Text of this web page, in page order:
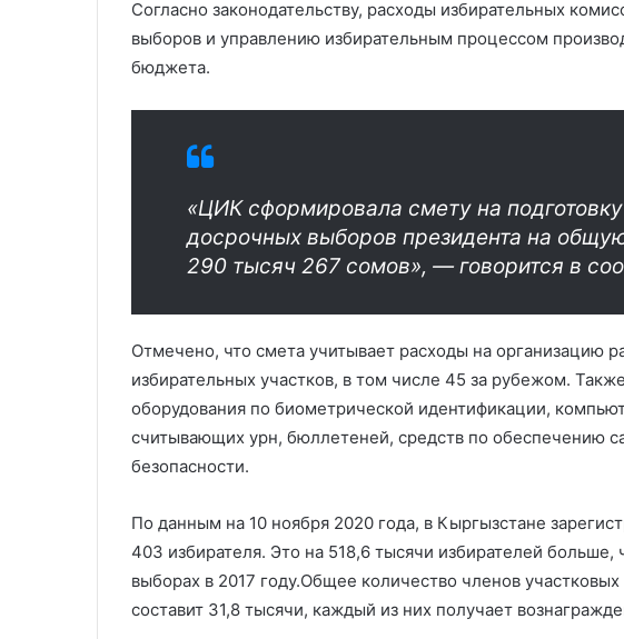
Согласно законодательству, расходы избирательных
выборов и управлению избирательным процессом
бюджета.
«ЦИК сформировала смету на
досрочных выборов президента на
290 тысяч 267 сомов», — говорится в
Отмечено, что смета учитывает расходы на организацию
избирательных участков, в том числе 45 за рубежом.
оборудования по биометрической идентификации,
считывающих урн, бюллетеней, средств по обеспечению
безопасности.
По данным на 10 ноября 2020 года, в Кыргызстане
403 избирателя. Это на 518,6 тысячи избирателей
выборах в 2017 году.Общее количество членов
составит 31,8 тысячи, каждый из них получает